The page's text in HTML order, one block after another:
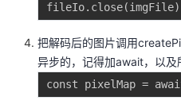
把解码后的图片调用
异步的，记得加await，以